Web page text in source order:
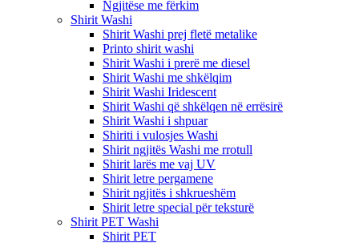
Ngjitëse me fërkim
Shirit Washi
Shirit Washi prej fletë metalike
Printo shirit washi
Shirit Washi i prerë me diesel
Shirit Washi me shkëlqim
Shirit Washi Iridescent
Shirit Washi që shkëlqen në errësirë
Shirit Washi i shpuar
Shiriti i vulosjes Washi
Shirit ngjitës Washi me rrotull
Shirit larës me vaj UV
Shirit letre pergamene
Shirit ngjitës i shkrueshëm
Shirit letre special për teksturë
Shirit PET Washi
Shirit PET